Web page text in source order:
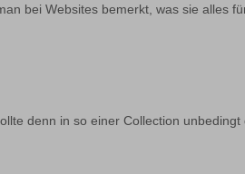
bei Websites bemerkt, was sie alles
denn in so einer Collection unbedingt